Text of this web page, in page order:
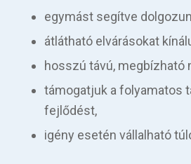
egymást segítve
átlátható elvárásokat
hosszú távú, megbízható
támogatjuk a folyamatos
fejlődést,
igény esetén vállalható